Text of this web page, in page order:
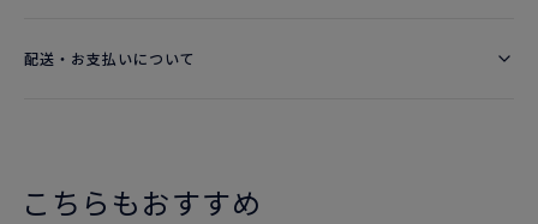
配送・お支払いについて
こちらもおすすめ